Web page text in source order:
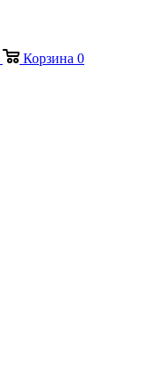
Корзина 0